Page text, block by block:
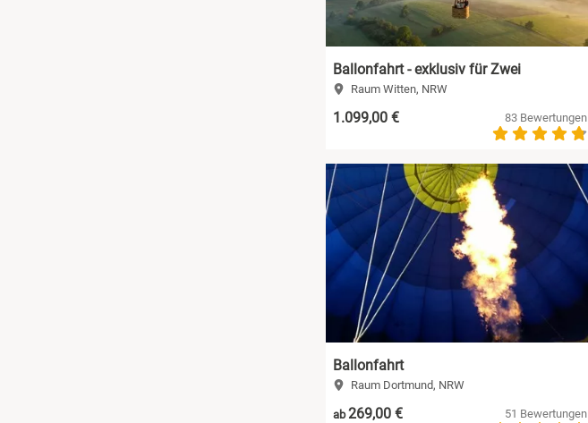
Ballonfahrt - exklusiv für Zwei
Raum Witten, NRW
1.099,00 € 83 Bewertungen
Ballonfahrt
Raum Dortmund, NRW
ab269,00 € 51 Bewertungen